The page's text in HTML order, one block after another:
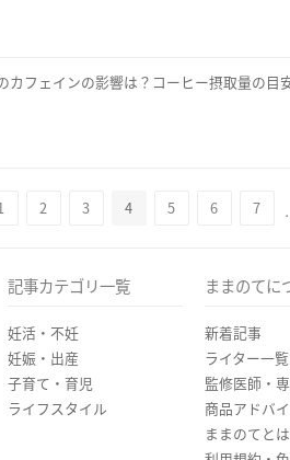
カフェインの影響は？コーヒー摂取量の目
2 3 4 5 6 7
記事カテゴリ一覧
妊活・不妊
妊娠・出産
子育て・育児
ライフスタイル
ままのてに
新着記事
ライター一覧
監修医師・
商品アドバ
ままのてとは